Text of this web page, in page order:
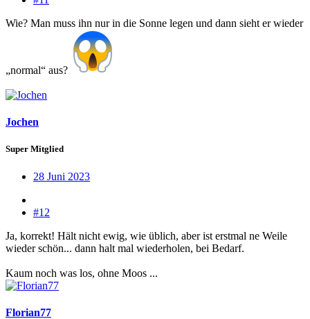
Wie? Man muss ihn nur in die Sonne legen und dann sieht er wieder
„normal“ aus?
Jochen
Super Mitglied
28 Juni 2023
#12
Ja, korrekt! Hält nicht ewig, wie üblich, aber ist erstmal ne Weile
wieder schön... dann halt mal wiederholen, bei Bedarf.
Kaum noch was los, ohne Moos ...
Florian77